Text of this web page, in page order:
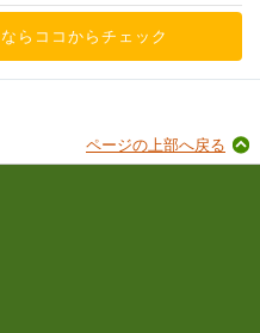
らココからチェック
ページの上部へ戻る